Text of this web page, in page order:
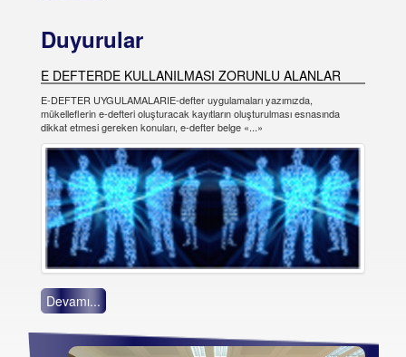
Duyurular
E DEFTERDE KULLANILMASI ZORUNLU ALANLAR
E-DEFTER UYGULAMALARIE-defter uygulamaları yazımızda,
mükelleflerin e-defteri oluşturacak kayıtların oluşturulması esnasında
dikkat etmesi gereken konuları, e-defter belge «...»
Devamı...